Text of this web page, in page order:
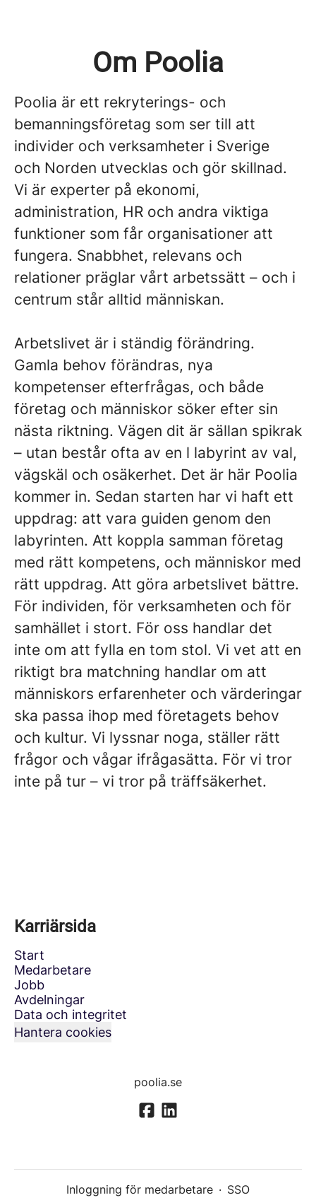
Om Poolia
Poolia är ett rekryterings- och
bemanningsföretag som ser till att
individer och verksamheter i Sverige
och Norden utvecklas och gör skillnad.
Vi är experter på ekonomi,
administration, HR och andra viktiga
funktioner som får organisationer att
fungera. Snabbhet, relevans och
relationer präglar vårt arbetssätt – och i
centrum står alltid människan.
Arbetslivet är i ständig förändring.
Gamla behov förändras, nya
kompetenser efterfrågas, och både
företag och människor söker efter sin
nästa riktning. Vägen dit är sällan spikrak
– utan består ofta av en l labyrint av val,
vägskäl och osäkerhet. Det är här Poolia
kommer in. Sedan starten har vi haft ett
uppdrag: att vara guiden genom den
labyrinten. Att koppla samman företag
med rätt kompetens, och människor med
rätt uppdrag. Att göra arbetslivet bättre.
För individen, för verksamheten och för
samhället i stort. För oss handlar det
inte om att fylla en tom stol. Vi vet att en
riktigt bra matchning handlar om att
människors erfarenheter och värderingar
ska passa ihop med företagets behov
och kultur. Vi lyssnar noga, ställer rätt
frågor och vågar ifrågasätta. För vi tror
inte på tur – vi tror på träffsäkerhet.
Karriärsida
Start
Medarbetare
Jobb
Avdelningar
Data och integritet
Hantera cookies
poolia.se
Inloggning för medarbetare · SSO